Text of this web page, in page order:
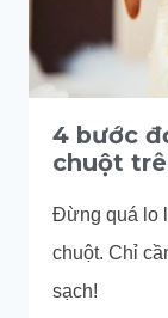
4 bước
chuột
Đừng quá lo
chuột. Chỉ
sạch!